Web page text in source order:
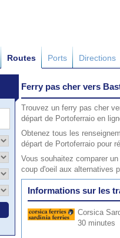
Routes Ports Directions
Ferry pas cher vers
Trouvez un ferry pas cher
départ de Portoferraio en
Obtenez tous les
départ de Portoferraio pour
Vous souhaitez comparer
coup d'oeil aux alternatives
Informations sur les
Corsica
30 minutes